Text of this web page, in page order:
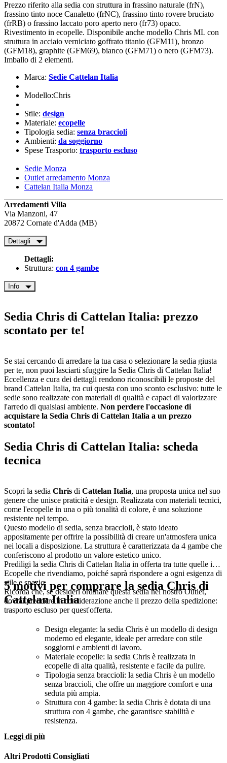
Prezzo riferito alla sedia con struttura in frassino naturale (frN),
frassino tinto noce Canaletto (frNC), frassino tinto rovere bruciato
(frRB) o frassino laccato poro aperto nero (fr73) opaco.
Rivestimento in ecopelle. Disponibile anche modello Chris ML con
struttura in acciaio verniciato goffrato titanio (GFM11), bronzo
(GFM18), graphite (GFM69), bianco (GFM71) o nero (GFM73).
Imballo di 2 elementi.
Marca: Sedie Cattelan Italia
Modello:Chris
Stile: design
Materiale: ecopelle
Tipologia sedia: senza braccioli
Ambienti: da soggiorno
Spese Trasporto: trasporto escluso
Sedie Monza
Outlet arredamento Monza
Cattelan Italia Monza
Arredamenti Villa
Via Manzoni, 47
20872 Cornate d'Adda (MB)
Dettagli
Dettagli:
Struttura: con 4 gambe
Info
Sedia Chris di Cattelan Italia: prezzo
scontato per te!
Se stai cercando di arredare la tua casa o selezionare la sedia giusta
per te, non puoi lasciarti sfuggire la Sedia Chris di Cattelan Italia!
Eccellenza e cura dei dettagli rendono riconoscibili le proposte del
brand Cattelan Italia, tra cui questa con uno sconto esclusivo: tutte le
sedie sono realizzate con materiali di qualità e capaci di valorizzare
l'arredo di qualsiasi ambiente. Non perdere l'occasione di
acquistare la Sedia Chris di Cattelan Italia a un prezzo
scontato!
Sedia Chris di Cattelan Italia: scheda
tecnica
Scopri la sedia Chris di Cattelan Italia, una proposta unica nel suo
genere che unisce praticità e design. Realizzata con materiali tecnici,
come l'ecopelle in una o più tonalità di colore, è una soluzione
resistente nel tempo.
Questo modello di sedia, senza braccioli, è stato ideato
appositamente per offrire la possibilità di creare un'atmosfera unica
nei locali a disposizione. La struttura è caratterizzata da 4 gambe che
conferiscono al prodotto un valore estetico unico.
Prediligi la sedia Chris di Cattelan Italia in offerta tra tutte quelle in
Ecopelle che rivendiamo, poiché saprà rispondere a ogni esigenza di
stile e spazio.
Ricorda che, se desideri ordinare questa sedia nel nostro Outlet,
dovrai prendere in considerazione anche il prezzo della spedizione:
trasporto escluso per quest'offerta.
5 motivi per comprare la sedia Chris di
Cattelan Italia
Design elegante: la sedia Chris è un modello di design
moderno ed elegante, ideale per arredare con stile
soggiorni e ambienti di lavoro.
Materiale ecopelle: la sedia Chris è realizzata in
ecopelle di alta qualità, resistente e facile da pulire.
Tipologia senza braccioli: la sedia Chris è un modello
senza braccioli, che offre un maggiore comfort e una
seduta più ampia.
Struttura con 4 gambe: la sedia Chris è dotata di una
struttura con 4 gambe, che garantisce stabilità e
resistenza.
non sono previste spese di trasporto, per un risparmio
Leggi di più
Altri Prodotti Consigliati